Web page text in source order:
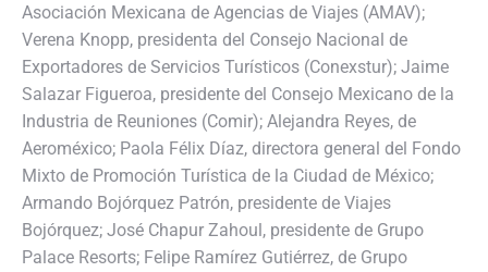
Asociación Mexicana de Agencias de Viajes (AMAV);
Verena Knopp, presidenta del Consejo Nacional de
Exportadores de Servicios Turísticos (Conexstur); Jaime
Salazar Figueroa, presidente del Consejo Mexicano de la
Industria de Reuniones (Comir); Alejandra Reyes, de
Aeroméxico; Paola Félix Díaz, directora general del Fondo
Mixto de Promoción Turística de la Ciudad de México;
Armando Bojórquez Patrón, presidente de Viajes
Bojórquez; José Chapur Zahoul, presidente de Grupo
Palace Resorts; Felipe Ramírez Gutiérrez, de Grupo